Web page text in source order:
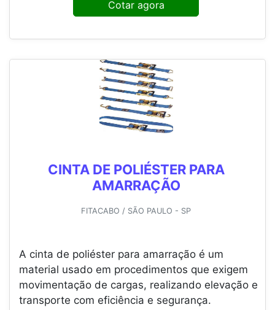
Cotar agora
CINTA DE POLIÉSTER PARA
AMARRAÇÃO
FITACABO / SÃO PAULO - SP
A cinta de poliéster para amarração é um
material usado em procedimentos que exigem
movimentação de cargas, realizando elevação e
transporte com eficiência e segurança.